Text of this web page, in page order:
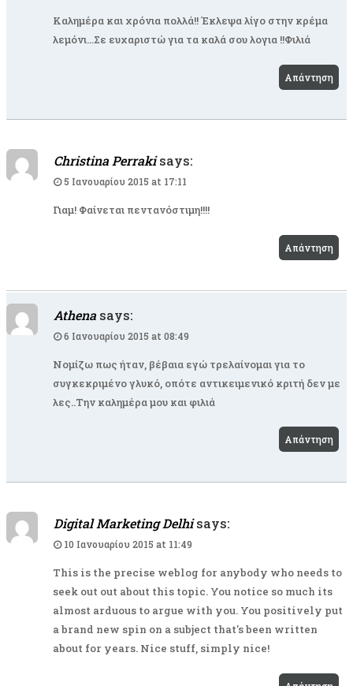
Καλημέρα και χρόνια πολλά!! Έκλεψα λίγο στην κρέμα
λεμόνι…Σε ευχαριστώ για τα καλά σου λογια !!Φιλιά
Απάντηση
Christina Perraki says:
5 Ιανουαρίου 2015 at 17:11
Γιαμ! Φαίνεται πεντανόστιμη!!!!
Απάντηση
Athena says:
6 Ιανουαρίου 2015 at 08:49
Νομίζω πως ήταν, βέβαια εγώ τρελαίνομαι για το
συγκεκριμένο γλυκό, οπότε αντικειμενικό κριτή δεν με
λες..Την καλημέρα μου και φιλιά
Απάντηση
Digital Marketing Delhi says:
10 Ιανουαρίου 2015 at 11:49
This is the precise weblog for anybody who needs to
seek out out about this topic. You notice so much its
almost arduous to argue with you. You positively put
a brand new spin on a subject that's been written
about for years. Nice stuff, simply nice!